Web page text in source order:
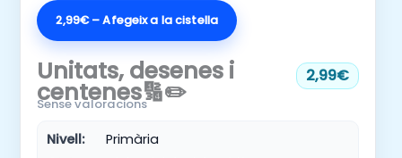
2,99€ – Afegeix a la cistella
Unitats, desenes i
centenes🔢✏️
2,99€
Sense valoracions
Nivell:
Primària